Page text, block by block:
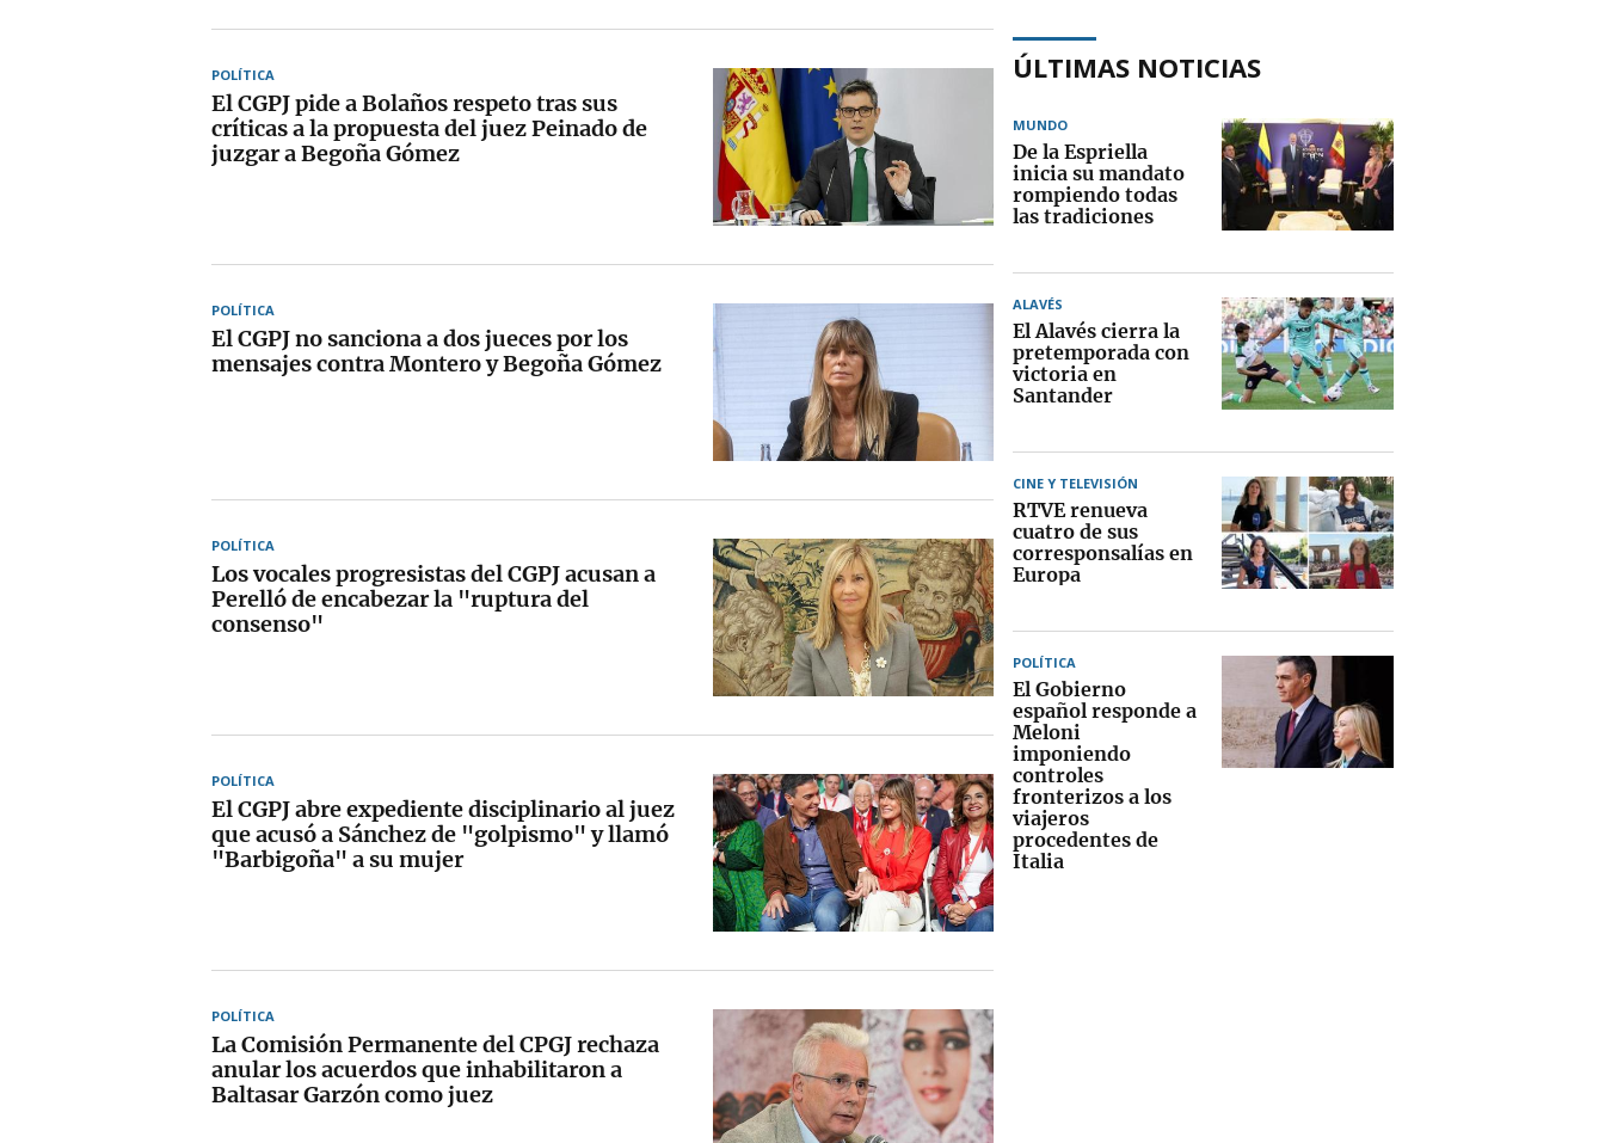
POLÍTICA
El CGPJ pide a Bolaños respeto tras sus
críticas a la propuesta del juez Peinado de
juzgar a Begoña Gómez
POLÍTICA
El CGPJ no sanciona a dos jueces por los
mensajes contra Montero y Begoña Gómez
POLÍTICA
Los vocales progresistas del CGPJ acusan a
Perelló de encabezar la "ruptura del
consenso"
POLÍTICA
El CGPJ abre expediente disciplinario al juez
que acusó a Sánchez de "golpismo" y llamó
"Barbigoña" a su mujer
POLÍTICA
La Comisión Permanente del CPGJ rechaza
anular los acuerdos que inhabilitaron a
Baltasar Garzón como juez
ÚLTIMAS NOTICIAS
MUNDO
De la Espriella
inicia su mandato
rompiendo todas
las tradiciones
ALAVÉS
El Alavés cierra la
pretemporada con
victoria en
Santander
CINE Y TELEVISIÓN
RTVE renueva
cuatro de sus
corresponsalías en
Europa
POLÍTICA
El Gobierno
español responde a
Meloni
imponiendo
controles
fronterizos a los
viajeros
procedentes de
Italia